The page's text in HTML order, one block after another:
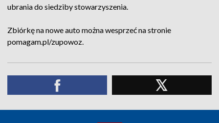
ubrania do siedziby stowarzyszenia.
Zbiórkę na nowe auto można wesprzeć na stronie
pomagam.pl/zupowoz.